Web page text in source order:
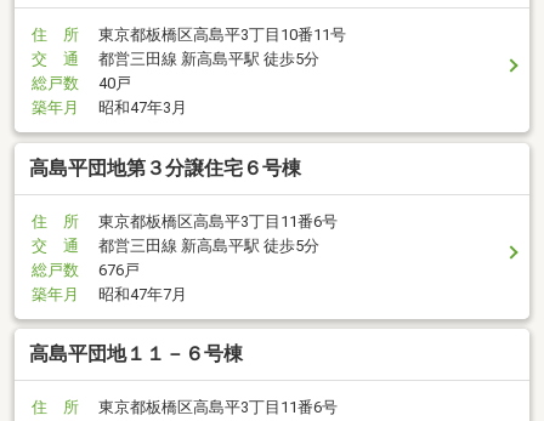
住 所
東京都板橋区高島平3丁目10番11号
交 通
都営三田線 新高島平駅 徒歩5分
総戸数
40戸
築年月
昭和47年3月
高島平団地第３分譲住宅６号棟
住 所
東京都板橋区高島平3丁目11番6号
交 通
都営三田線 新高島平駅 徒歩5分
総戸数
676戸
築年月
昭和47年7月
高島平団地１１－６号棟
住 所
東京都板橋区高島平3丁目11番6号